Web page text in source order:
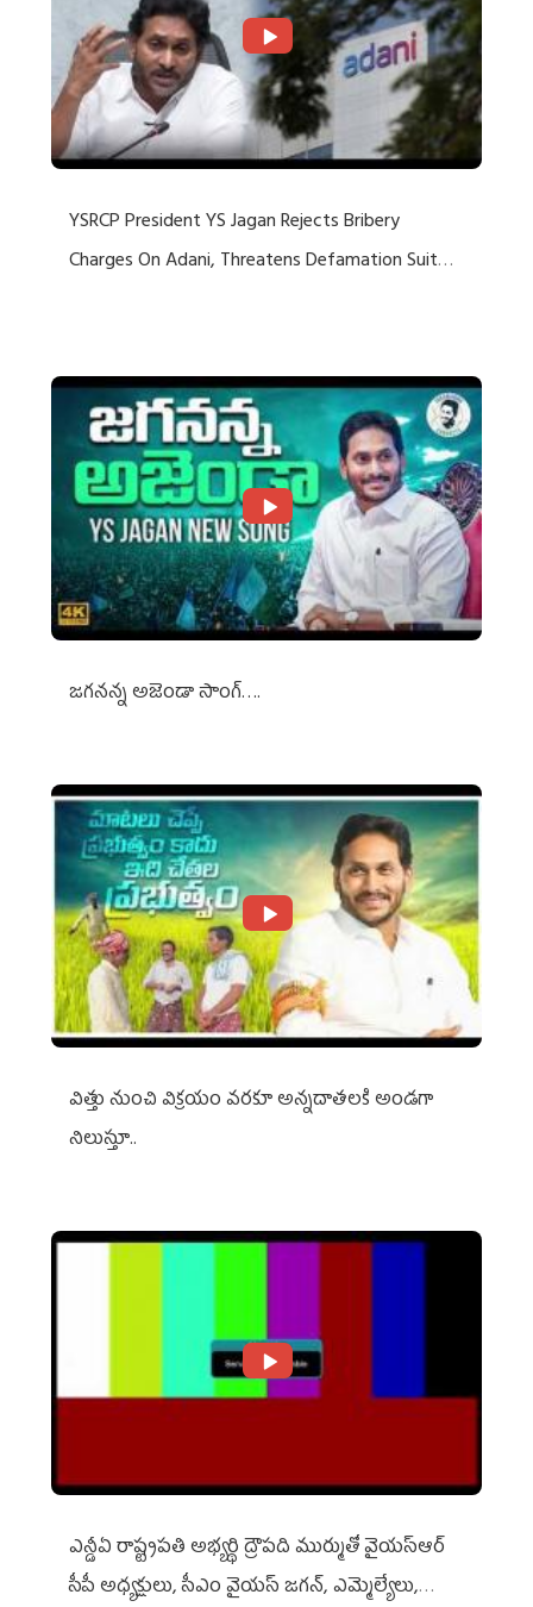
YSRCP President YS Jagan Rejects Bribery
Charges On Adani, Threatens Defamation Suit
జగనన్న అజెండా సాంగ్….
విత్తు నుంచి విక్రయం వరకూ అన్నదాతలకి అండగా
నిలుస్తూ..
ఎన్డీఏ రాష్ట్ర‌ప‌తి అభ్య‌ర్థి ద్రౌప‌ది ముర్ముతో వైయ‌స్ఆర్
సీపీ అధ్య‌క్షులు, సీఎం వైయ‌స్ జ‌గ‌న్, ఎమ్మెల్యేలు,